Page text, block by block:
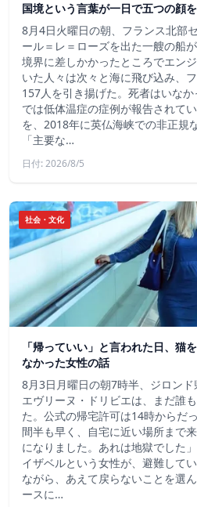
国境という言葉が一日で五つの顔
8月4日火曜日の朝、フランス北部
ール＝レ＝ローズを出た一艘の船
境界に差しかかったところでエン
いた人々は次々と海に飛び込み、
157人を引き揚げた。死者はいな
では低体温症の症例が報告されて
を、2018年に英仏海峡での非正規
「主要な…
日付: 2026/8/5
社会・文化
「帰っていい」と言われた日、猫
なかった女性の話
8月3日月曜日の朝7時半、ジロン
エヴリーヌ・ドリビエは、まだ誰
た。公式の帰宅許可は14時からだ
間半も早く、自宅に近い場所まで
になりました。あれは地獄でした
イザベルという女性が、避難して
ながら、あえて戻らないことを選
ースに…